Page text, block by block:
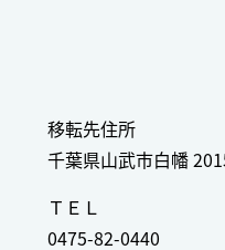
移転先住所
千葉県山武市白幡
ＴＥＬ
0475-82-0440